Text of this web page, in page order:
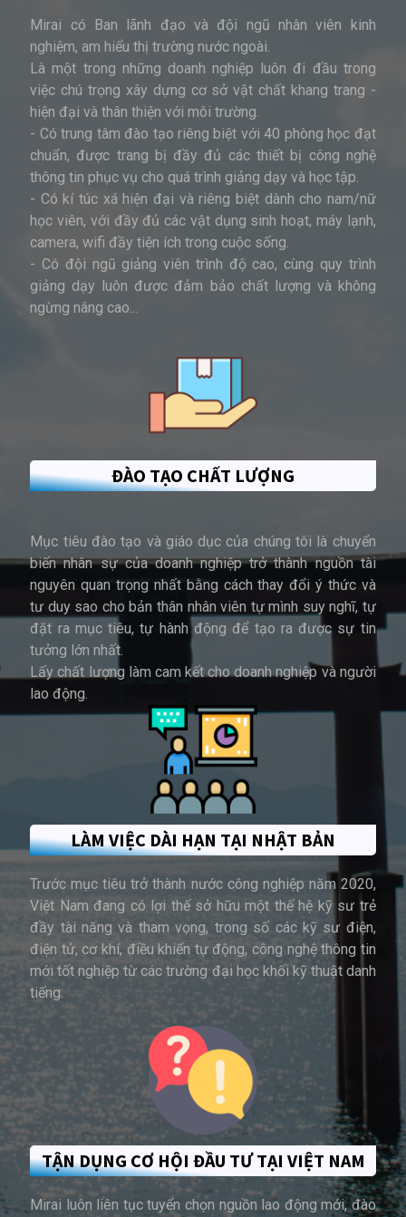
Mirai có Ban lãnh đạo và đội ngũ nhân viên kinh
nghiệm, am hiểu thị trường nước ngoài.
Là một trong những doanh nghiệp luôn đi đầu trong
việc chú trọng xây dựng cơ sở vật chất khang trang -
hiện đại và thân thiện với môi trường.
- Có trung tâm đào tạo riêng biệt với 40 phòng học đạt
chuẩn, được trang bị đầy đủ các thiết bị công nghệ
thông tin phục vụ cho quá trình giảng dạy và học tập.
- Có kí túc xá hiện đại và riêng biệt dành cho nam/nữ
học viên, với đầy đủ các vật dụng sinh hoạt, máy lạnh,
camera, wifi đầy tiện ích trong cuộc sống.
- Có đội ngũ giảng viên trình độ cao, cùng quy trình
giảng dạy luôn được đảm bảo chất lượng và không
ngừng nâng cao...
ĐÀO TẠO CHẤT LƯỢNG
Mục tiêu đào tạo và giáo dục của chúng tôi là chuyển
biến nhân sự của doanh nghiệp trở thành nguồn tài
nguyên quan trọng nhất bằng cách thay đổi ý thức và
tư duy sao cho bản thân nhân viên tự mình suy nghĩ, tự
đặt ra mục tiêu, tự hành động để tạo ra được sự tin
tưởng lớn nhất.
Lấy chất lượng làm cam kết cho doanh nghiệp và người
lao động.
LÀM VIỆC DÀI HẠN TẠI NHẬT BẢN
Trước mục tiêu trở thành nước công nghiệp năm 2020,
Việt Nam đang có lợi thế sở hữu một thế hệ kỹ sư trẻ
đầy tài năng và tham vọng, trong số các kỹ sư điện,
điện tử, cơ khí, điều khiển tự động, công nghệ thông tin
mới tốt nghiệp từ các trường đại học khối kỹ thuật danh
tiếng.
TẬN DỤNG CƠ HỘI ĐẦU TƯ TẠI VIỆT NAM
Mirai luôn liên tục tuyển chọn nguồn lao động mới, đào